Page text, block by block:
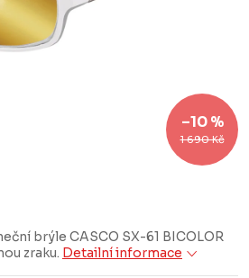
1 690 Kč
–10 %
brýle CASCO SX-61 BICOLOR
zraku. Detailní informace